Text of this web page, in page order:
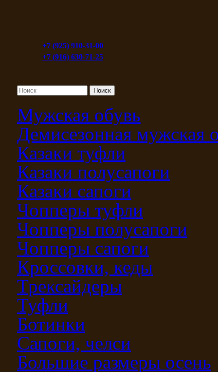
+7 (925) 910-31-00
+7 (916) 630-71-25
Мужская обувь
Демисезонная мужская
Казаки туфли
Казаки полусапоги
Казаки сапоги
Чопперы туфли
Чопперы полусапоги
Чопперы сапоги
Кроссовки, кеды
Трексайдеры
Туфли
Ботинки
Сапоги, челси
Большие размеры осень